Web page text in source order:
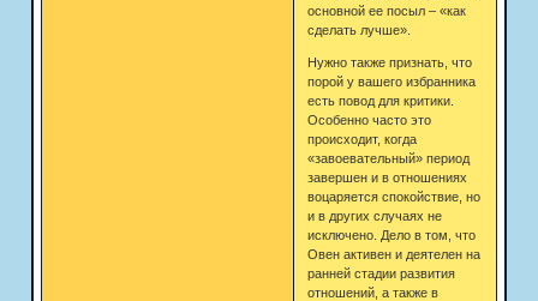
основной ее посыл – «как
сделать лучше».
Нужно также признать, что
порой у вашего избранника
есть повод для критики.
Особенно часто это
происходит, когда
«завоевательный» период
завершен и в отношениях
воцаряется спокойствие, но
и в других случаях не
исключено. Дело в том, что
Овен активен и деятелен на
ранней стадии развития
отношений, а также в